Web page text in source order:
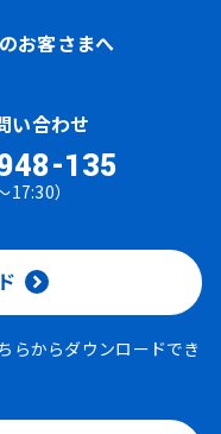
お客さまへ
い合わせ
135
17:30）
らからダウンロードでき